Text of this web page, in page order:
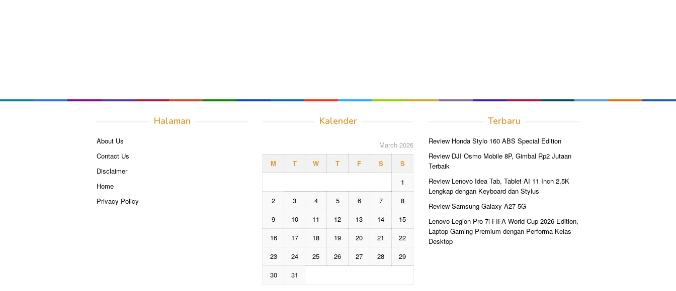
Halaman
About Us
Contact Us
Disclaimer
Home
Privacy Policy
Kalender
March 2026
M
T W T F S
S
1
2
3 4 5 6 7
8
9
10 11 12 13 14
15
16
17 18 19 20 21
22
23
24 25 26 27 28
29
30
31
Terbaru
Review Honda Stylo 160 ABS Special Edition
Review DJI Osmo Mobile 8P, Gimbal Rp2 Jutaan
Terbaik
Review Lenovo Idea Tab, Tablet AI 11 Inch 2,5K
Lengkap dengan Keyboard dan Stylus
Review Samsung Galaxy A27 5G
Lenovo Legion Pro 7i FIFA World Cup 2026 Edition,
Laptop Gaming Premium dengan Performa Kelas
Desktop